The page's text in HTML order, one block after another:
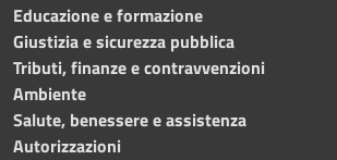
Educazione e formazione
Giustizia e sicurezza pubblica
Tributi, finanze e contravvenzioni
Ambiente
Salute, benessere e assistenza
Autorizzazioni